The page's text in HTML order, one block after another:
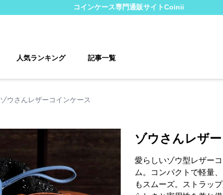
コインケース専門通販サイトCoinii
人気ランキング 記事一覧
ゾウさんレザーコインケース
ゾウさんレザ
愛らしいゾウ型レザー
ム。コンパクトで軽量
もスムーズ。ストラッ